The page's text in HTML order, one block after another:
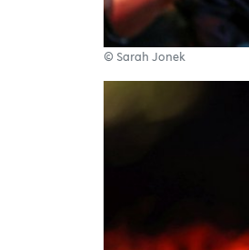
© Sarah Jonek